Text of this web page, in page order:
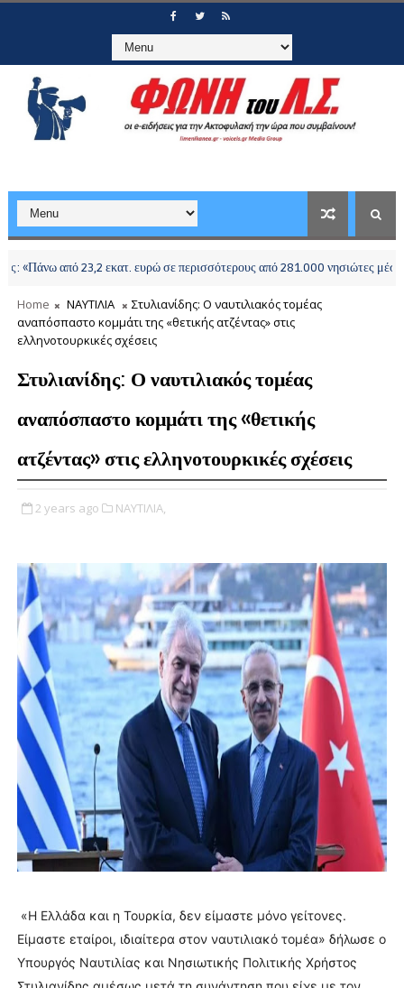
23,2 εκατ. ευρώ σε περισσότερους από 281.000 νησιώτες μέσω του
Home ΝΑΥΤΙΛΙΑ
Στυλιανίδης: Ο ναυτιλιακός τομέας
αναπόσπαστο κομμάτι της «θετικής ατζέντας» στις
ελληνοτουρκικές σχέσεις
Στυλιανίδης: Ο ναυτιλιακός τομέας
αναπόσπαστο κομμάτι της «θετικής
ατζέντας» στις ελληνοτουρκικές σχέσεις
2 years ago ΝΑΥΤΙΛΙΑ,
«Η Ελλάδα και η Τουρκία, δεν είμαστε μόνο γείτονες.
Είμαστε εταίροι, ιδιαίτερα στον ναυτιλιακό τομέα» δήλωσε ο
Υπουργός Ναυτιλίας και Νησιωτικής Πολιτικής Χρήστος